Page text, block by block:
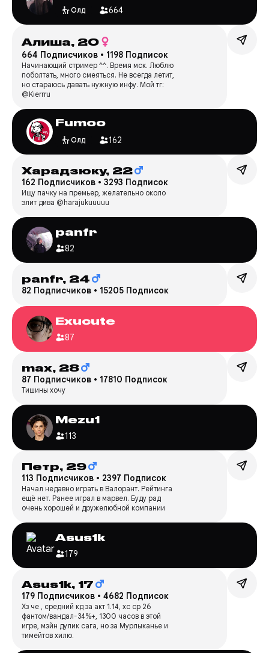
Олд 664
Алиша, 20
664 Подписчиков • 1198 Подписок
Начинающий стример ^^. Время мск. Люблю
поболтать, много смеяться. Не всегда летит,
но стараюсь давать нужную инфу. Мой тг:
@Kierrru
Fumoo
Олд 162
Харадзюку, 22
162 Подписчиков • 3293 Подписок
Ищу пачку на премьер, желательно около
элит дива @harajukuuuuu
panfr
82
panfr, 24
82 Подписчиков • 15205 Подписок
Exucute
87
max, 28
87 Подписчиков • 17810 Подписок
Тишины хочу
Mezu1
113
Петр, 29
113 Подписчиков • 2397 Подписок
Начал недавно играть в Валорант. Рейтинга
ещё нет. Ранее играл в марвел. Буду рад
очень хорошей и дружелюбной компании
Asus1k
179
Asus1k, 17
179 Подписчиков • 4682 Подписок
Хз че , средний кд за акт 1.14, хс ср 26
фантом/вандал-34%+, 1300 часов в этой
игре, мэйн дулик сага, но за Мурлыканье и
тимейтов хилю.